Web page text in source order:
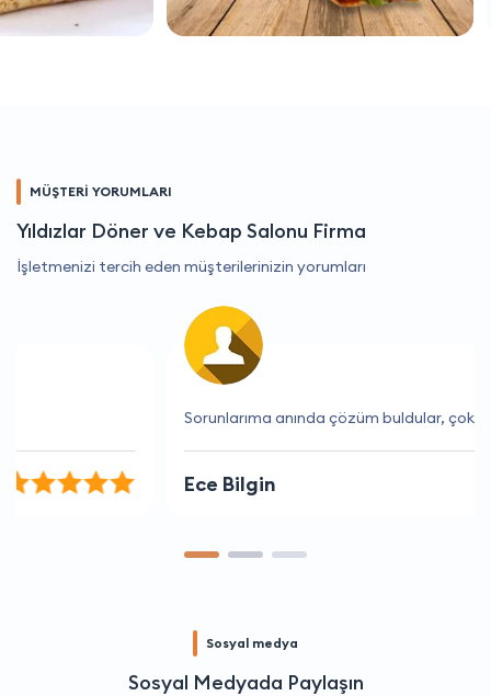
MÜŞTERİ YORUMLARI
Yıldızlar Döner ve Kebap Salonu Firma
İşletmenizi tercih eden müşterilerinizin yorumları
Sorunlarıma anında çözüm buldular, çok memnun kaldım
Ece Bilgin
Sosyal medya
Sosyal Medyada Paylaşın